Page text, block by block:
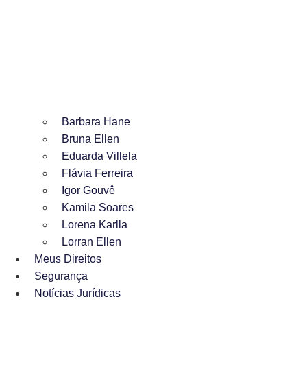
Barbara Hane
Bruna Ellen
Eduarda Villela
Flávia Ferreira
Igor Gouvê
Kamila Soares
Lorena Karlla
Lorran Ellen
Meus Direitos
Segurança
Notícias Jurídicas